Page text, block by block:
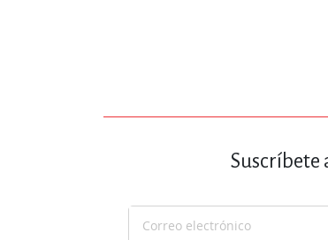
Suscríbete
Suscríbase